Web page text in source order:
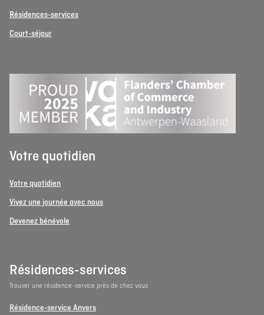
Résidences-services
Court-séjour
Votre quotidien
Votre quotidien
Vivez une journée avec nous
Devenez bénévole
Résidences-services
Trouver une résidence-service près de chez vous
Résidence-service Anvers